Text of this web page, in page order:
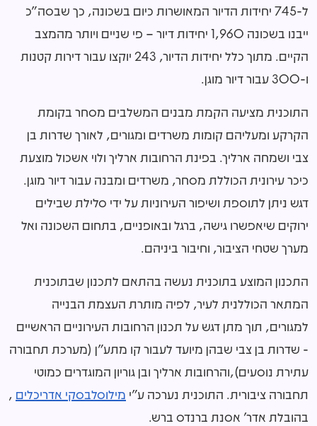
ל-745 יחידות הדיור המאושרות כיום בשכונה, כך שבסה"כ
ייבנו בשכונה 1,960 יחידות דיור – פי שניים ויותר מהמצב
הקיים. מתוך כלל יחידות הדיור, 243 יוקצו עבור דירות קטנות
ו-300 עבור דיור מוגן.
התוכנית מציעה הקמת מבנים המשלבים מסחר בקומת
הקרקע ומעליהם קומות משרדים ומגורים, לאורך שדרות בן
צבי ושמחה ארליך. בפינת הרחובות ארליך ולוי אשכול מוצעת
כיכר עירונית הכוללת מסחר, משרדים ומבנה עבור דיור מוגן.
דגש ניתן לתוספת ושיפור העירוניות על ידי סלילת שבילים
ירוקים שיאפשרו גישה, ברגל ובאופניים, בתחום השכונה ואל
מערך שטחי הציבור, וחיבור ביניהם.
התכנון המוצע בתוכנית נעשה בהתאם לתכנון שבתוכנית
המתאר הכוללנית לעיר, לפיה מותרת העצמת הבנייה
למגורים, תוך מתן דגש על תכנון הרחובות העירוניים הראשיים
- שדרות בן צבי שבהן מיועד לעבור קו מתע"ן (מערכת תחבורה
עתירת נוסעים),והרחובות ארליך ובן גוריון המוגדרים כמוטי
תחבורה ציבורית. התוכנית נערכה ע"י מילוסלבסקי אדריכלים ,
בהובלת אדר' אסנת ברנדס ברש.